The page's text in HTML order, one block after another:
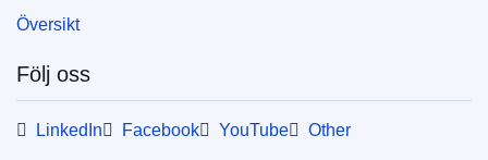
Översikt
Följ oss
LinkedIn Facebook YouTube Other